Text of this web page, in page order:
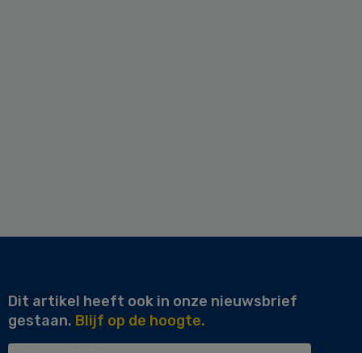
Dit artikel heeft ook in onze nieuwsbrief
gestaan. Blijf op de hoogte.
Uw